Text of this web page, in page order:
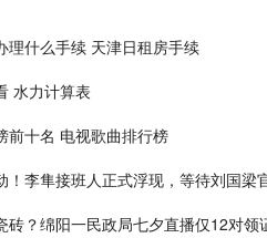
理什么手续 天津日租房手续
水力计算表
前十名 电视歌曲排行榜
！李隼接班人正式浮现，等待刘国梁
砖？绵阳一民政局七夕直播仅12对领